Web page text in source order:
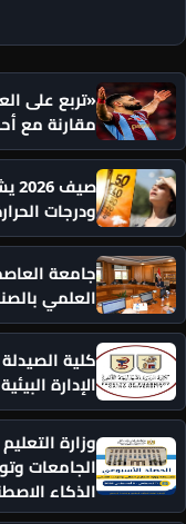
«تربع على
مقارنة مع
ودرجات الحرارة
جامعة
العلمي
كلية
الإدارة
وزارة
الجامعات
الذكاء